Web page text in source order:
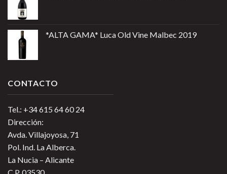
*ALTA GAMA* Luca Old Vine Malbec 2019
CONTACTO
Tel.: +34 615 64 60 24
Dirección:
Avda. Villajoyosa, 71
Pol. Ind. La Alberca.
La Nucia – Alicante